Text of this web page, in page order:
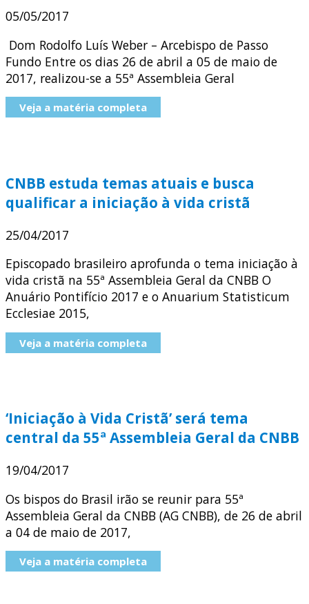
05/05/2017
Dom Rodolfo Luís Weber – Arcebispo de Passo
Fundo Entre os dias 26 de abril a 05 de maio de
2017, realizou-se a 55ª Assembleia Geral
Veja a matéria completa
CNBB estuda temas atuais e busca
qualificar a iniciação à vida cristã
25/04/2017
Episcopado brasileiro aprofunda o tema iniciação à
vida cristã na 55ª Assembleia Geral da CNBB O
Anuário Pontifício 2017 e o Anuarium Statisticum
Ecclesiae 2015,
Veja a matéria completa
‘Iniciação à Vida Cristã’ será tema
central da 55ª Assembleia Geral da CNBB
19/04/2017
Os bispos do Brasil irão se reunir para 55ª
Assembleia Geral da CNBB (AG CNBB), de 26 de abril
a 04 de maio de 2017,
Veja a matéria completa